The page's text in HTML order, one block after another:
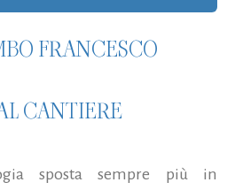
FRANCESCO
CANTIERE
sposta sempre più in